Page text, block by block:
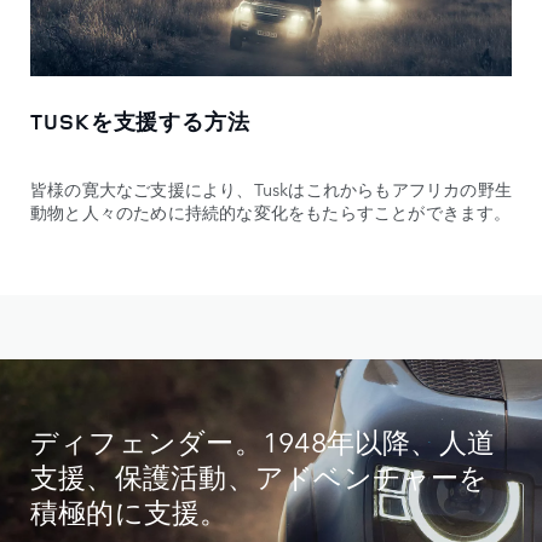
TUSKを支援する方法
皆様の寛大なご支援により、Tuskはこれからもアフリカの野生
動物と人々のために持続的な変化をもたらすことができます。
ディフェンダー。1948年以降、人道
支援、保護活動、アドベンチャーを
積極的に支援。